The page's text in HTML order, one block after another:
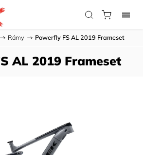
/ Rámy / Powerfly FS AL 2019 Frameset
AL 2019 Frameset